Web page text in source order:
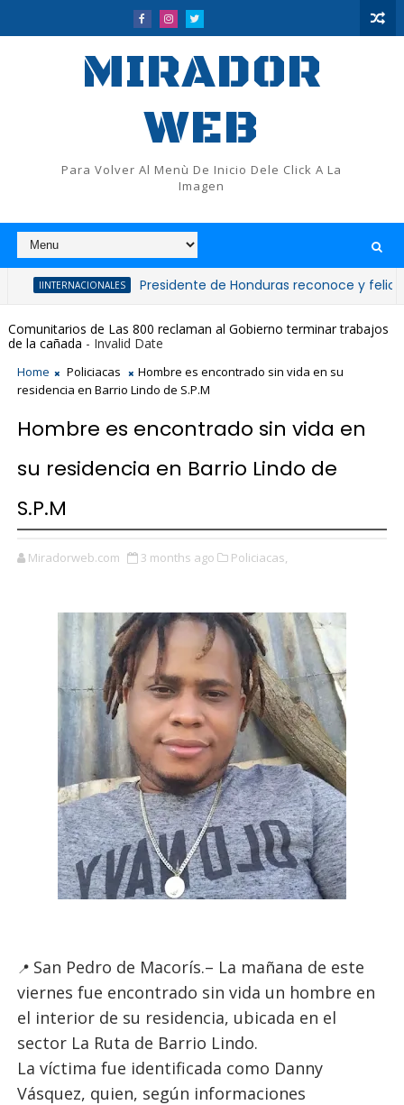
MIRADOR
WEB
Para Volver Al Menù De Inicio Dele Click A La
Imagen
Presidente de Honduras reconoce y felicita al
Comunitarios de Las 800 reclaman al Gobierno terminar trabajos
de la cañada - Invalid Date
Home Policiacas
Hombre es encontrado sin vida en su
residencia en Barrio Lindo de S.P.M
Hombre es encontrado sin vida en
su residencia en Barrio Lindo de
S.P.M
Miradorweb.com 3 months ago Policiacas,
📍 San Pedro de Macorís.– La mañana de este
viernes fue encontrado sin vida un hombre en
el interior de su residencia, ubicada en el
sector La Ruta de Barrio Lindo.
La víctima fue identificada como Danny
Vásquez, quien, según informaciones